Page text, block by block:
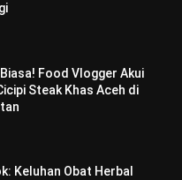
Food Vlogger Akui
Steak Khas Aceh di
Keluhan Obat Herbal